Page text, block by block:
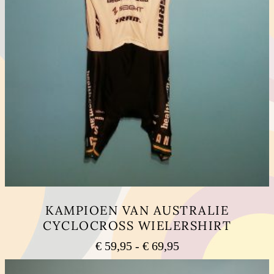
KAMPIOEN VAN AUSTRALIE
CYCLOCROSS WIELERSHIRT
€59,95 - €69,95Prijsklasse:
€ 59,95